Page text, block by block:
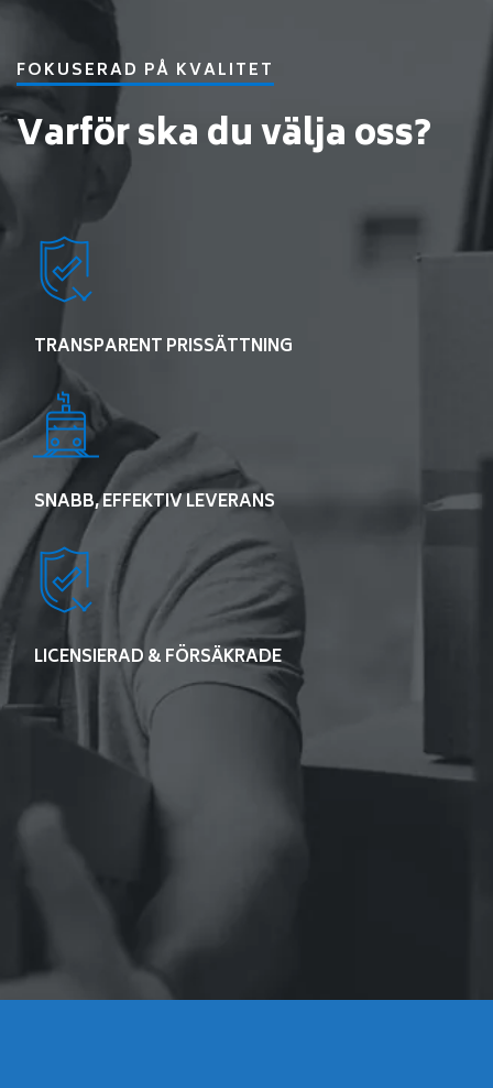
FOKUSERAD PÅ KVALITET
Varför ska du välja oss?
TRANSPARENT PRISSÄTTNING
SNABB, EFFEKTIV LEVERANS
LICENSIERAD & FÖRSÄKRADE